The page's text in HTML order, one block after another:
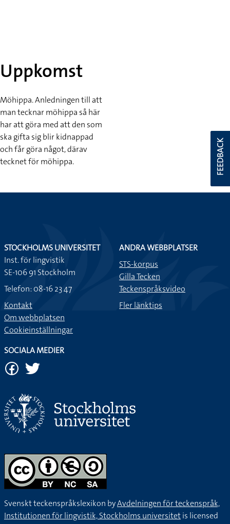
Uppkomst
Möhippa. Anledningen till att
man tecknar möhippa så här
har att göra med att den som
ska gifta sig blir kidnappad
och får göra något, därav
tecknet för möhippa.
FEEDBACK
STOCKHOLMS UNIVERSITET
Inst. för lingvistik
SE-106 91 Stockholm
Telefon: 08-16 23 47
Kontakt
Om webbplatsen
Cookieinställningar
ANDRA WEBBPLATSER
STS-korpus
Gilla Tecken
Teckenspråksvideo
Fler länktips
SOCIALA MEDIER
Svenskt teckenspråkslexikon byAvdelningen för teckenspråk,
Institutionen för lingvistik, Stockholms universitetis licensed